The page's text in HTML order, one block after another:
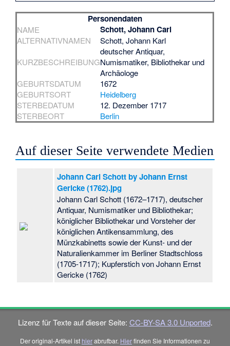
Personendaten
NAME Schott, Johann Carl
ALTERNATIVNAMEN
Schott, Johann Karl
KURZBESCHREIBUNG
deutscher Antiquar,
Numismatiker, Bibliothekar und
Archäologe
GEBURTSDATUM
1672
GEBURTSORT
Heidelberg
STERBEDATUM
12. Dezember 1717
STERBEORT
Berlin
Auf dieser Seite verwendete Medien
Johann Carl Schott by Johann Ernst
Gericke (1762).jpg
Johann Carl Schott (1672–1717), deutscher
Antiquar, Numismatiker und Bibliothekar;
königlicher Bibliothekar und Vorsteher der
königlichen Antikensammlung, des
Münzkabinetts sowie der Kunst- und der
Naturalienkammer im Berliner Stadtschloss
(1705-1717); Kupferstich von Johann Ernst
Gericke (1762)
Lizenz für Texte auf dieser Seite: CC-BY-SA 3.0 Unported.
Der original-Artikel ist hierabrufbar. Hierfinden Sie Informationen zu